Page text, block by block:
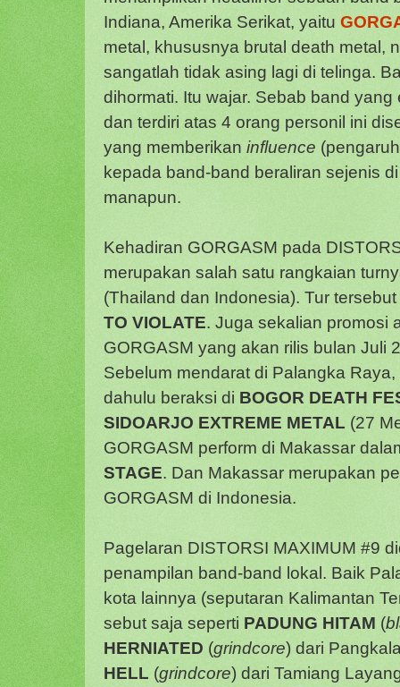
Indiana, Amerika Serikat, yaitu
metal, khususnya brutal death metal,
sangatlah tidak asing lagi di telinga.
dihormati. Itu wajar. Sebab band
dan terdiri atas 4 orang personil ini
yang memberikan influence
kepada band-band beraliran sejenis
manapun.
Kehadiran GORGASM pada
merupakan salah satu rangkaian
(Thailand dan Indonesia). Tur
TO VIOLATE. Juga sekalian promosi
GORGASM yang akan rilis bulan Juli
Sebelum mendarat di Palangka
dahulu beraksi di BOGOR DEATH
SIDOARJO EXTREME METAL (27
GORGASM perform di Makassar
STAGE. Dan Makassar merupakan
GORGASM di Indonesia.
Pagelaran DISTORSI MAXIMUM #9
penampilan band-band lokal. Baik
kota lainnya (seputaran Kalimantan
sebut saja seperti PADUNG HITAM (
HERNIATED (grindcore) dari
HELL (grindcore) dari Tamiang